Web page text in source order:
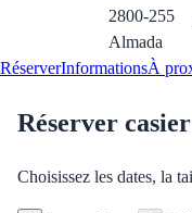
2800-255
Almada
RéserverInformationsÀ
Réserver
Choisissez les dates, la